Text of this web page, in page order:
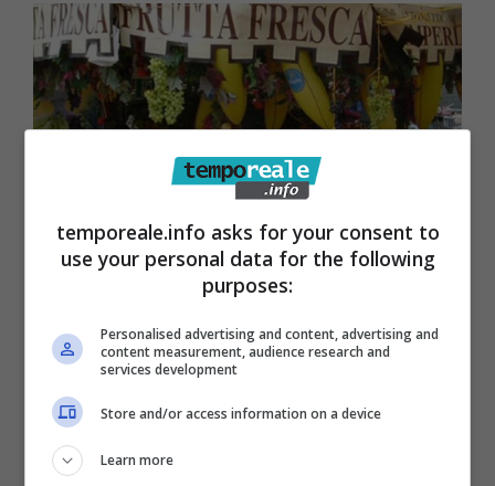
Cassino / Mercato ortofrutta, dai
controlli sugli ambulanti 30 mila euro
nelle casse comunali
temporeale.info asks for your consent to
use your personal data for the following
purposes:
Personalised advertising and content, advertising and
content measurement, audience research and
services development
Store and/or access information on a device
Learn more